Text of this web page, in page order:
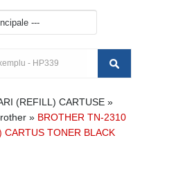
(REFILL) CARTUSE »
» BROTHER TN-2310
CARTUS TONER BLACK